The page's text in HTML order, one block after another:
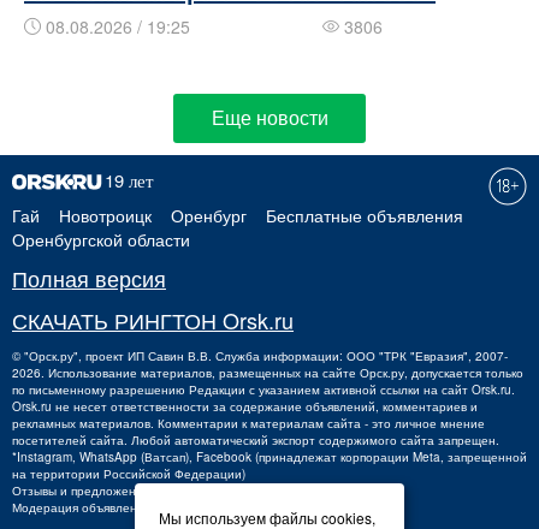
08.08.2026 / 19:25 3806
Еще новости
Гай Новотроицк Оренбург
Бесплатные объявления
Оренбургской области
Полная версия
СКАЧАТЬ РИНГТОН Orsk.ru
©"Орск.ру", проект ИП Савин В.В. Служба информации: ООО "ТРК "Евразия", 2007-
2026. Использование материалов, размещенных на сайте Орск.ру, допускается только
по письменному разрешению Редакции с указанием активной ссылки на сайт Orsk.ru.
Orsk.ru не несет ответственности за содержание объявлений, комментариев и
рекламных материалов. Комментарии к материалам сайта - это личное мнение
посетителей сайта. Любой автоматический экспорт содержимого сайта запрещен.
*Instagram, WhatsApp (Ватсап), Facebook (принадлежат корпорации Meta, запрещенной
на территории Российской Федерации)
Отзывы и предложения о работе портала:
Модерация объявлений +7 (3537) 32-71-28Мы используем файлы cookies,